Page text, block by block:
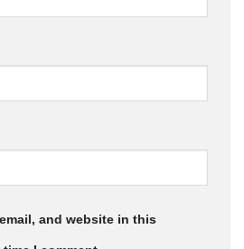
and website in this